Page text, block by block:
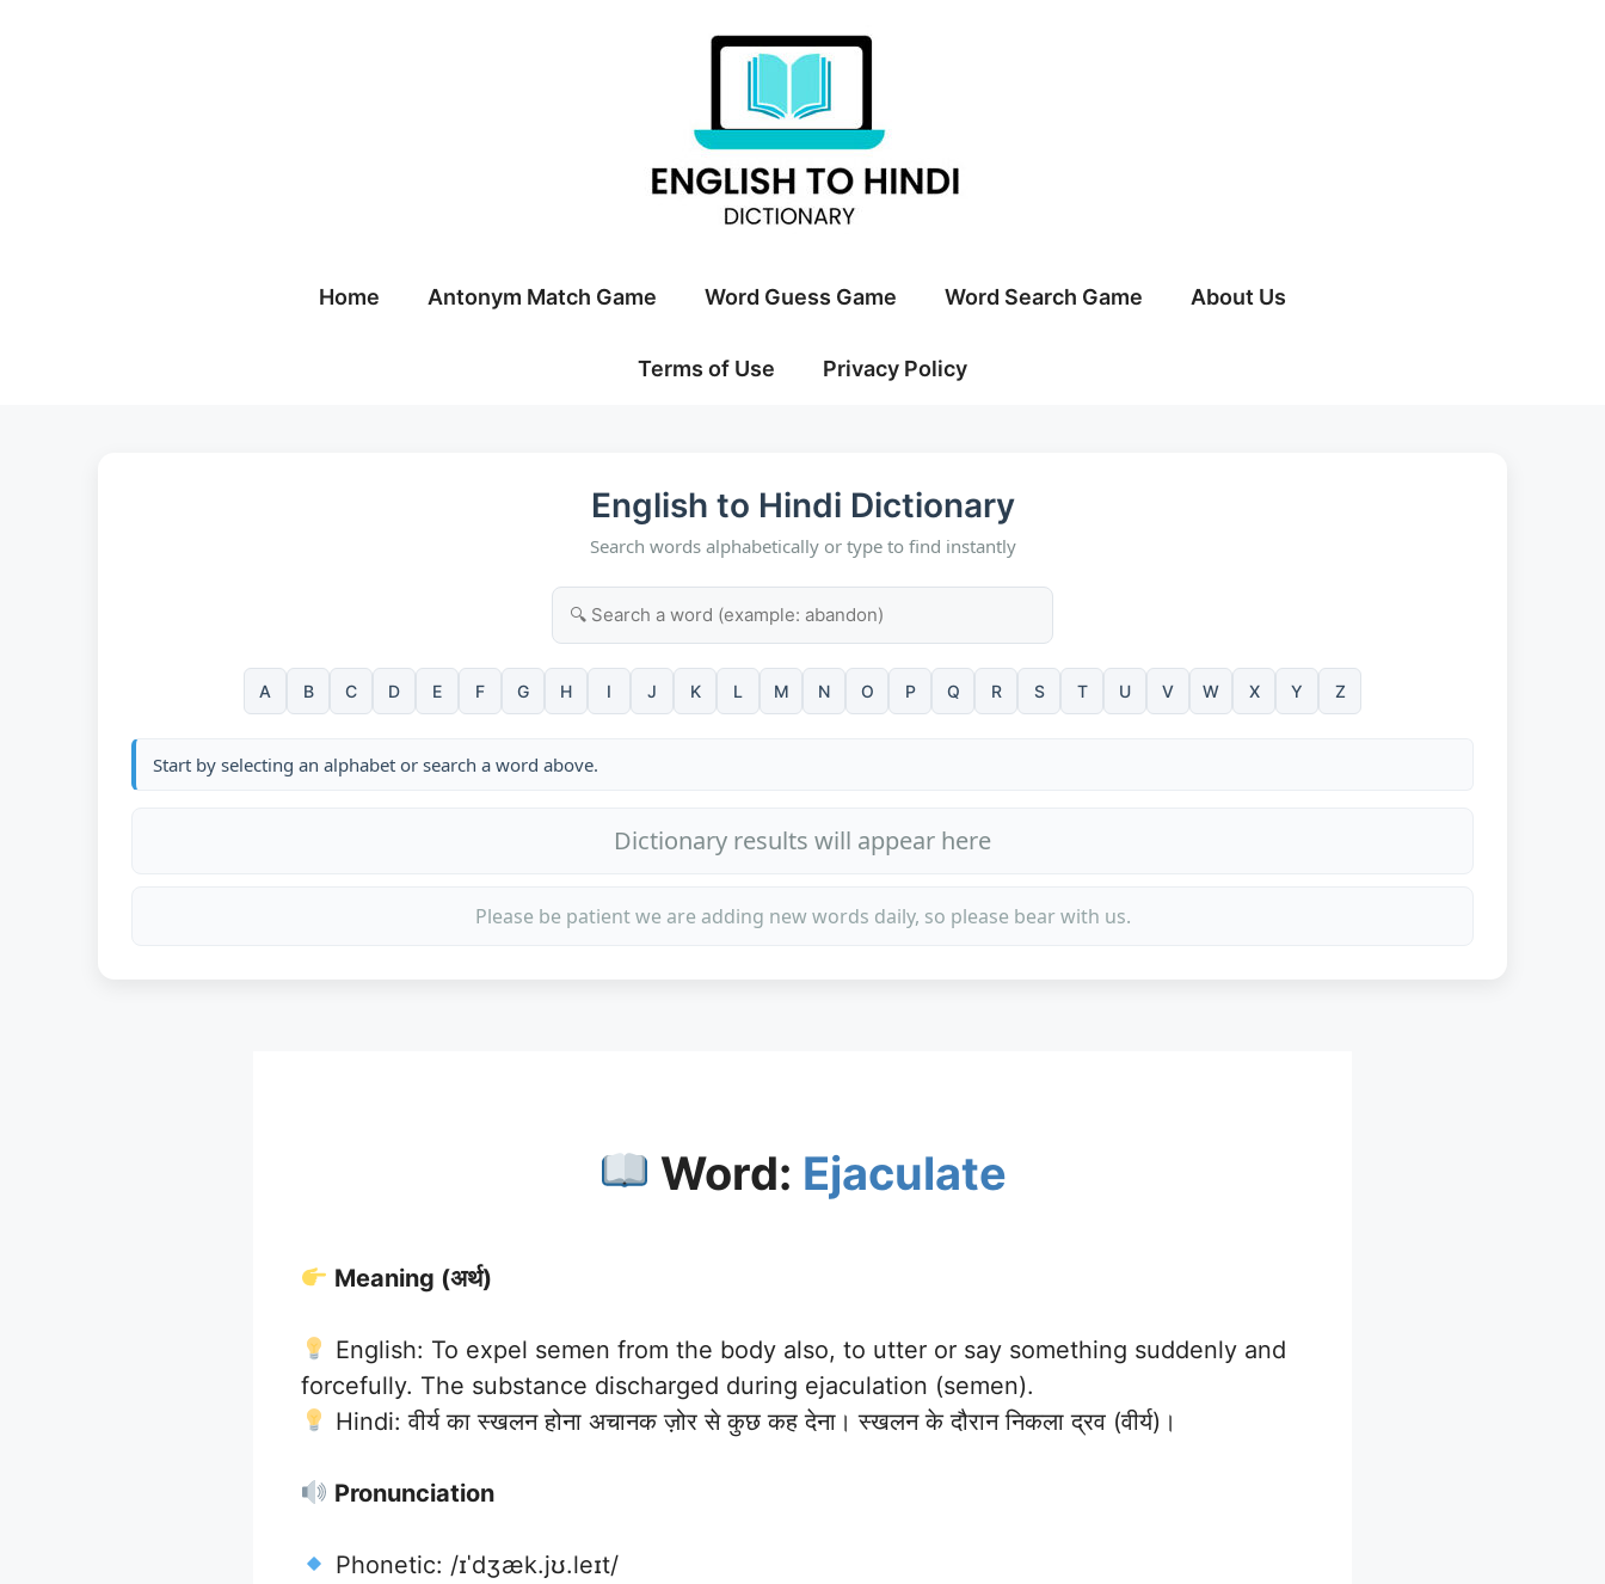
Home Antonym Match Game Word Guess Game Word Search Game About Us
Terms of Use Privacy Policy
English to Hindi Dictionary
Search words alphabetically or type to find instantly
A B C D E F G H I J K L M N O P Q R S T U V W X Y Z
Start by selecting an alphabet or search a word above.
Dictionary results will appear here
Please be patient we are adding new words daily, so please bear with us.
Word: Ejaculate
Meaning (अर्थ)
English: To expel semen from the body also, to utter or say something suddenly and
forcefully. The substance discharged during ejaculation (semen).
Hindi: वीर्य का स्खलन होना अचानक ज़ोर से कुछ कह देना। स्खलन के दौरान निकला द्रव (वीर्य)।
Pronunciation
Phonetic: /ɪˈdʒæk.jʊ.leɪt/